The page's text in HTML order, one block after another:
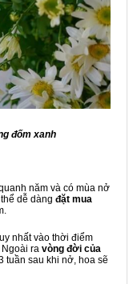
đốm xanh
năm và có mùa nở
dễ dàng đặt mua
nhất vào thời điểm
ra vòng đời của
tuần sau khi nở, hoa sẽ